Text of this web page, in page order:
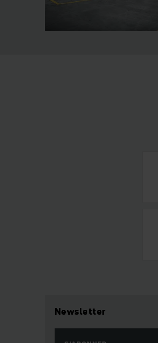
Newsletter